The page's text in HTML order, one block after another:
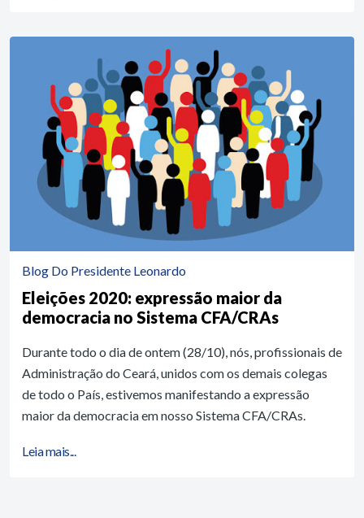
Blog Do Presidente Leonardo
Eleições 2020: expressão maior da
democracia no Sistema CFA/CRAs
Durante todo o dia de ontem (28/10), nós, profissionais de
Administração do Ceará, unidos com os demais colegas
de todo o País, estivemos manifestando a expressão
maior da democracia em nosso Sistema CFA/CRAs.
Leia mais...